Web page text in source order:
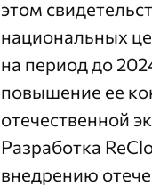
этом
национальных
на период до
повышение ее
отечественной
Разработка
внедрению